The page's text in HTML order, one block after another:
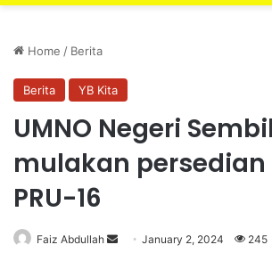
Home / Berita
Berita YB Kita
UMNO Negeri
mulakan
PRU-16
Faiz Abdullah January 2, 2024 245